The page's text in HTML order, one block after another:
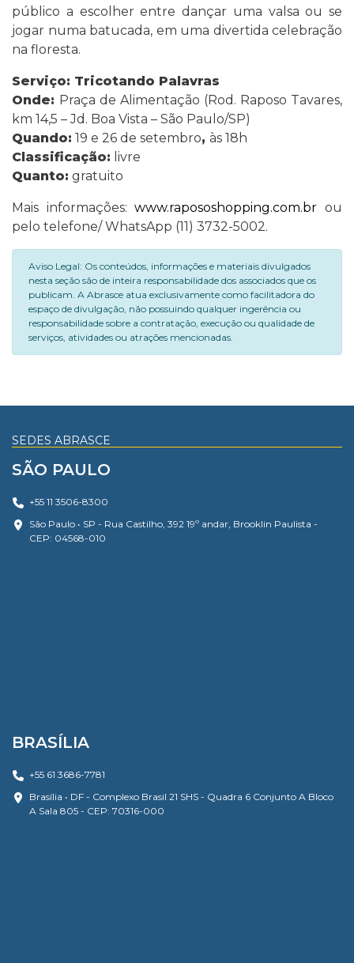
público a escolher entre dançar uma valsa ou se
jogar numa batucada, em uma divertida celebração
na floresta.
Serviço: Tricotando Palavras
Onde: Praça de Alimentação (Rod. Raposo Tavares,
km 14,5 – Jd. Boa Vista – São Paulo/SP)
Quando: 19 e 26 de setembro, às 18h
Classificação: livre
Quanto: gratuito
Mais informações: www.rapososhopping.com.br ou
pelo telefone/ WhatsApp (11) 3732-5002.
Aviso Legal: Os conteúdos, informações e materiais divulgados
nesta seção são de inteira responsabilidade dos associados que os
publicam. A Abrasce atua exclusivamente como facilitadora do
espaço de divulgação, não possuindo qualquer ingerência ou
responsabilidade sobre a contratação, execução ou qualidade de
serviços, atividades ou atrações mencionadas.
SEDES ABRASCE
SÃO PAULO
+55 11 3506-8300
São Paulo • SP - Rua Castilho, 392 19º andar, Brooklin Paulista -
CEP: 04568-010
BRASÍLIA
+55 61 3686-7781
Brasília • DF - Complexo Brasil 21 SHS - Quadra 6 Conjunto A Bloco
A Sala 805 - CEP: 70316-000